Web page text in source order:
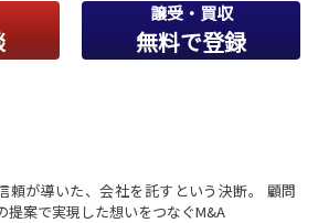
譲受・買収
無料で登録
頼が導いた、会社を託すという決断。 顧問
提案で実現した想いをつなぐM&A